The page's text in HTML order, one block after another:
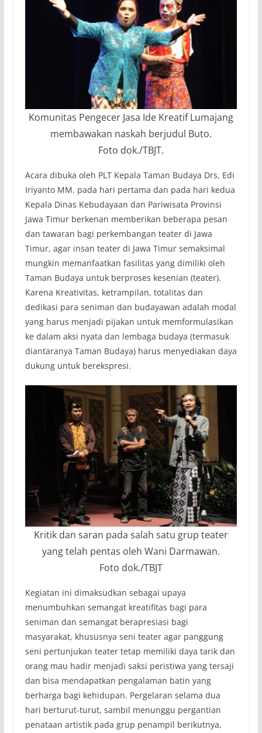
Komunitas Pengecer Jasa Ide Kreatif Lumajang
membawakan naskah berjudul Buto.
Foto dok./TBJT.
Acara dibuka oleh PLT Kepala Taman Budaya Drs, Edi
Iriyanto MM. pada hari pertama dan pada hari kedua
Kepala Dinas Kebudayaan dan Pariwisata Provinsi
Jawa Timur berkenan memberikan beberapa pesan
dan tawaran bagi perkembangan teater di Jawa
Timur, agar insan teater di Jawa Timur semaksimal
mungkin memanfaatkan fasilitas yang dimiliki oleh
Taman Budaya untuk berproses kesenian (teater).
Karena Kreativitas, ketrampilan, totalitas dan
dedikasi para seniman dan budayawan adalah modal
yang harus menjadi pijakan untuk memformulasikan
ke dalam aksi nyata dan lembaga budaya (termasuk
diantaranya Taman Budaya) harus menyediakan daya
dukung untuk berekspresi.
Kritik dan saran pada salah satu grup teater
yang telah pentas oleh Wani Darmawan.
Foto dok./TBJT
Kegiatan ini dimaksudkan sebagai upaya
menumbuhkan semangat kreatifitas bagi para
seniman dan semangat berapresiasi bagi
masyarakat, khususnya seni teater agar panggung
seni pertunjukan teater tetap memiliki daya tarik dan
orang mau hadir menjadi saksi peristiwa yang tersaji
dan bisa mendapatkan pengalaman batin yang
berharga bagi kehidupan. Pergelaran selama dua
hari berturut-turut, sambil menunggu pergantian
penataan artistik pada grup penampil berikutnya,